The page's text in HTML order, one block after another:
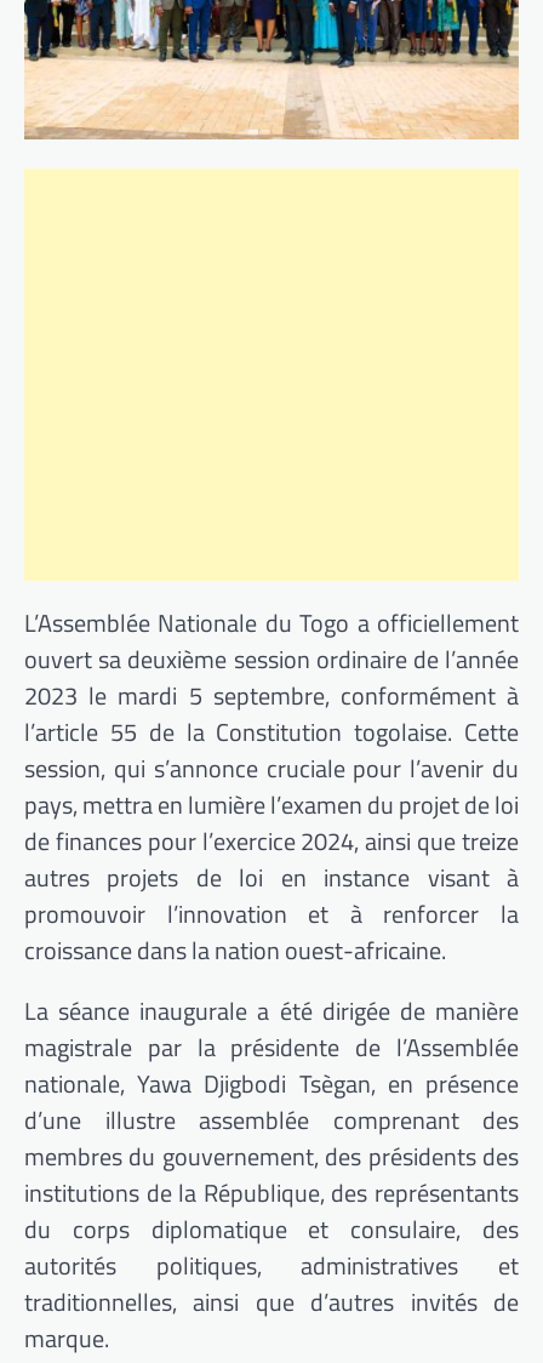
L’Assemblée Nationale du Togo a officiellement
ouvert sa deuxième session ordinaire de l’année
2023 le mardi 5 septembre, conformément à
l’article 55 de la Constitution togolaise. Cette
session, qui s’annonce cruciale pour l’avenir du
pays, mettra en lumière l’examen du projet de loi
de finances pour l’exercice 2024, ainsi que treize
autres projets de loi en instance visant à
promouvoir l’innovation et à renforcer la
croissance dans la nation ouest-africaine.
La séance inaugurale a été dirigée de manière
magistrale par la présidente de l’Assemblée
nationale, Yawa Djigbodi Tsègan, en présence
d’une illustre assemblée comprenant des
membres du gouvernement, des présidents des
institutions de la République, des représentants
du corps diplomatique et consulaire, des
autorités politiques, administratives et
traditionnelles, ainsi que d’autres invités de
marque.